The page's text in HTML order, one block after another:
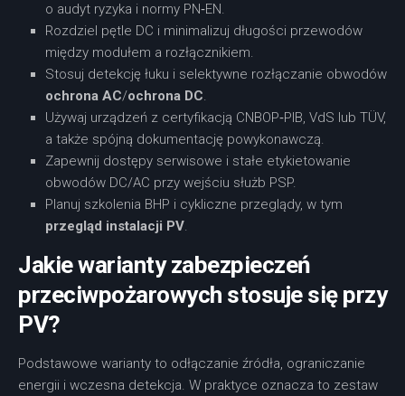
o audyt ryzyka i normy PN‑EN.
Rozdziel pętle DC i minimalizuj długości przewodów
między modułem a rozłącznikiem.
Stosuj detekcję łuku i selektywne rozłączanie obwodów
ochrona AC/ochrona DC.
Używaj urządzeń z certyfikacją CNBOP‑PIB, VdS lub TÜV,
a także spójną dokumentację powykonawczą.
Zapewnij dostępy serwisowe i stałe etykietowanie
obwodów DC/AC przy wejściu służb PSP.
Planuj szkolenia BHP i cykliczne przeglądy, w tym
przegląd instalacji PV.
Jakie warianty zabezpieczeń
przeciwpożarowych stosuje się przy
PV?
Podstawowe warianty to odłączanie źródła, ograniczanie
energii i wczesna detekcja. W praktyce oznacza to zestaw